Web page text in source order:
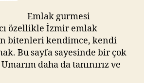
Emlak gurmesi
özellikle İzmir emlak
bitenleri kendimce, kendi
Bu sayfa sayesinde bir çok
daha da tanınırız ve